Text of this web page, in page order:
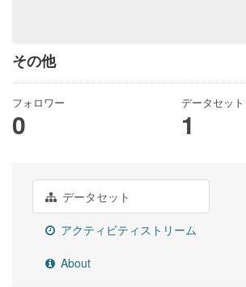
その他
フォロワー
0
データセット
1
データセット
アクティビティストリーム
About